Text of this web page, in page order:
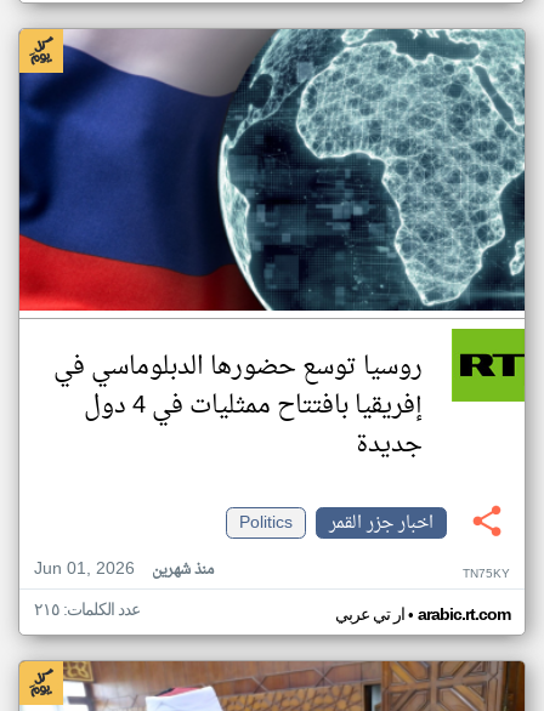
روسيا توسع حضورها الدبلوماسي في
إفريقيا بافتتاح ممثليات في 4 دول
جديدة
اخبار جزر القمر
Politics
Jun 01, 2026
منذ شهرين TN75KY
ار تي عربي• arabic.rt.com عدد الكلمات: ٢١٥